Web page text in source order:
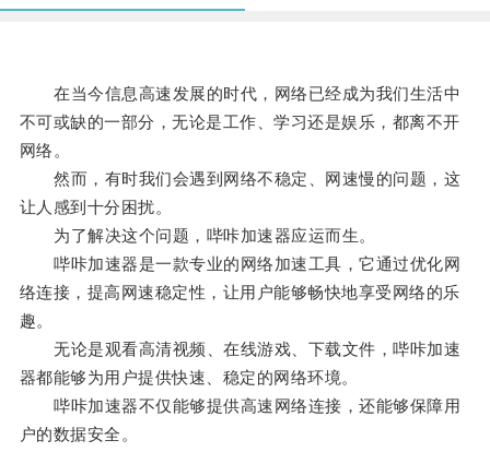
在当今信息高速发展的时代，网络已经成为我们生活中
不可或缺的一部分，无论是工作、学习还是娱乐，都离不开
网络。
然而，有时我们会遇到网络不稳定、网速慢的问题，这
让人感到十分困扰。
为了解决这个问题，哔咔加速器应运而生。
哔咔加速器是一款专业的网络加速工具，它通过优化网
络连接，提高网速稳定性，让用户能够畅快地享受网络的乐
趣。
无论是观看高清视频、在线游戏、下载文件，哔咔加速
器都能够为用户提供快速、稳定的网络环境。
哔咔加速器不仅能够提供高速网络连接，还能够保障用
户的数据安全。